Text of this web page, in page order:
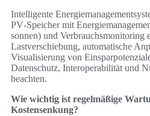
Intelligente
PV‑Speicher mit
sonnen) und Verbrauchsmonitoring
Lastverschiebung, automatische
Visualisierung von
Datenschutz, Interoperabilität und
beachten.
Wie wichtig ist regelmäßige
Kostensenkung?